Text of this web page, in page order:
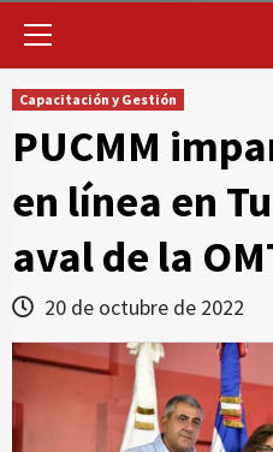
Primary
Capacitación y Gestión
PUCMM
en línea en
aval de la
20 de octubre de 2022